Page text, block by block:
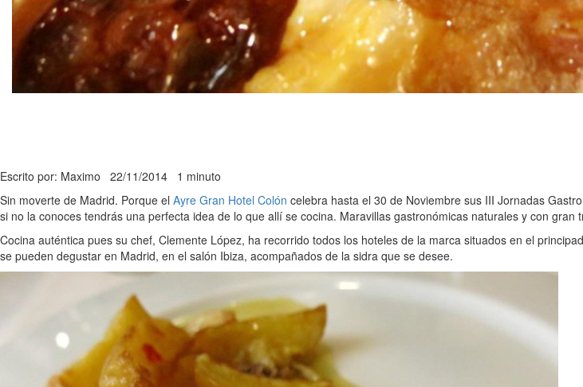
Escrito por: Maximo 22/11/2014 1 minuto
Sin moverte de Madrid. Porque el Ayre Gran Hotel Colón celebra hasta el 30 de Noviembre sus III Jornadas
si no la conoces tendrás una perfecta idea de lo que allí se cocina. Maravillas gastronómicas naturales y con gran
Cocina auténtica pues su chef, Clemente López, ha recorrido todos los hoteles de la marca situados en el
se pueden degustar en Madrid, en el salón Ibiza, acompañados de la sidra que se desee.